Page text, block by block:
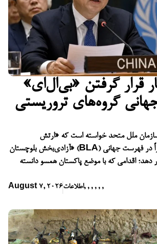
قرار گرفتن «بی‌ال‌ای»
گروه‌های تروریستی
ملل متحد خواسته است که «ارتش
آزادی‌بخش بلوچستان» (BLA) و «بریگاد مجید» را فوراً در فهرست جهانی
دهد؛ اقدامی که با موضع پاکستان همسو دانسته
August 7, 2026اطلاعات, , , , , ,